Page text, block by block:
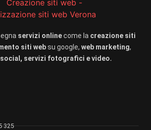
servizi onlinecome la creazione siti
siti websu google, web marketing,
servizi fotografici e video.
325